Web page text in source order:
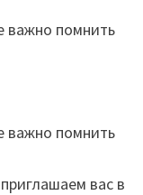
вас в